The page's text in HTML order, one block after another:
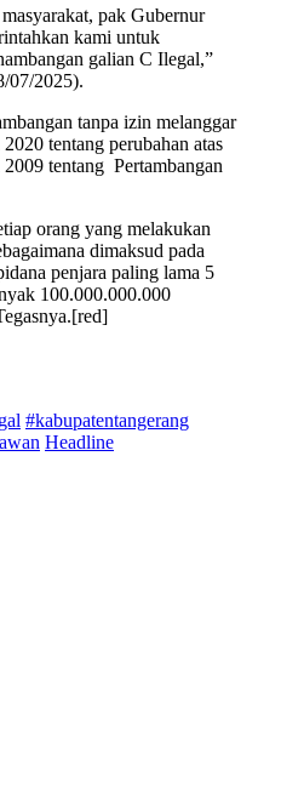
pak Gubernur
kami untuk
galian C Ilegal,”
07/2025).
tanpa izin melanggar
tentang perubahan atas
tentang Pertambangan
orang yang melakukan
dimaksud pada
penjara paling lama 5
100.000.000.000
#kabupatentangerang
Headline